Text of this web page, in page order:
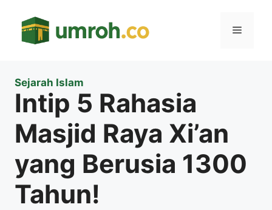
Menu
Sejarah Islam
Intip 5 Rahasia
Masjid Raya Xi’an
yang Berusia 1300
Tahun!